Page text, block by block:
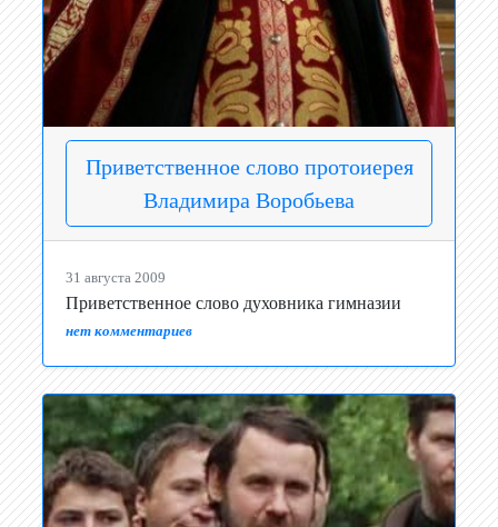
Приветственное слово протоиерея
Владимира Воробьева
31 августа 2009
Приветственное слово духовника гимназии
нет комментариев